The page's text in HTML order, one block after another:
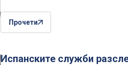
Прочети
Испанските служби